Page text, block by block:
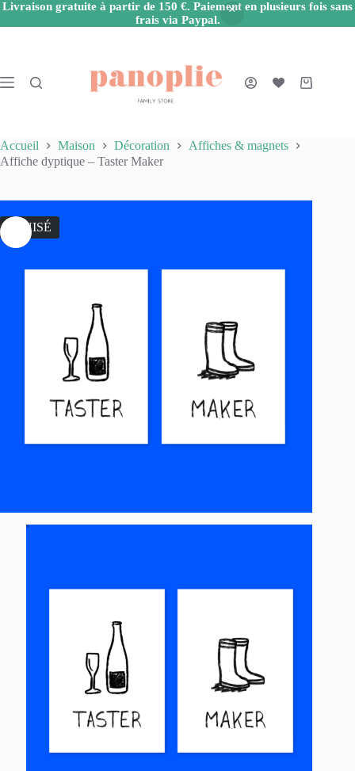
Livraison gratuite à partir de 150 €. Paiement en plusieurs fois sans
frais via Paypal.
Panier
Accueil Maison Décoration
Affiches & magnets
Affiche dyptique – Taster Maker
ÉPUISÉ